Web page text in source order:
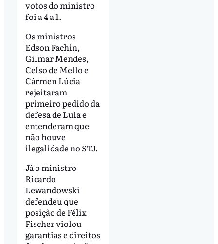
votos do ministro
foi a 4 a 1.
Os ministros
Edson Fachin,
Gilmar Mendes,
Celso de Mello e
Cármen Lúcia
rejeitaram
primeiro pedido da
defesa de Lula e
entenderam que
não houve
ilegalidade no STJ.
Já o ministro
Ricardo
Lewandowski
defendeu que
posição de Félix
Fischer violou
garantias e direitos